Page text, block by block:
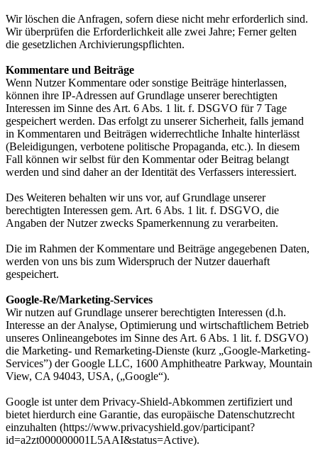
Wir löschen die Anfragen, sofern diese nicht mehr erforderlich sind.
Wir überprüfen die Erforderlichkeit alle zwei Jahre; Ferner gelten
die gesetzlichen Archivierungspflichten.
Kommentare und Beiträge
Wenn Nutzer Kommentare oder sonstige Beiträge hinterlassen,
können ihre IP-Adressen auf Grundlage unserer berechtigten
Interessen im Sinne des Art. 6 Abs. 1 lit. f. DSGVO für 7 Tage
gespeichert werden. Das erfolgt zu unserer Sicherheit, falls jemand
in Kommentaren und Beiträgen widerrechtliche Inhalte hinterlässt
(Beleidigungen, verbotene politische Propaganda, etc.). In diesem
Fall können wir selbst für den Kommentar oder Beitrag belangt
werden und sind daher an der Identität des Verfassers interessiert.
Des Weiteren behalten wir uns vor, auf Grundlage unserer
berechtigten Interessen gem. Art. 6 Abs. 1 lit. f. DSGVO, die
Angaben der Nutzer zwecks Spamerkennung zu verarbeiten.
Die im Rahmen der Kommentare und Beiträge angegebenen Daten,
werden von uns bis zum Widerspruch der Nutzer dauerhaft
gespeichert.
Google-Re/Marketing-Services
Wir nutzen auf Grundlage unserer berechtigten Interessen (d.h.
Interesse an der Analyse, Optimierung und wirtschaftlichem Betrieb
unseres Onlineangebotes im Sinne des Art. 6 Abs. 1 lit. f. DSGVO)
die Marketing- und Remarketing-Dienste (kurz „Google-Marketing-
Services”) der Google LLC, 1600 Amphitheatre Parkway, Mountain
View, CA 94043, USA, („Google“).
Google ist unter dem Privacy-Shield-Abkommen zertifiziert und
bietet hierdurch eine Garantie, das europäische Datenschutzrecht
einzuhalten (https://www.privacyshield.gov/participant?
id=a2zt000000001L5AAI&status=Active).